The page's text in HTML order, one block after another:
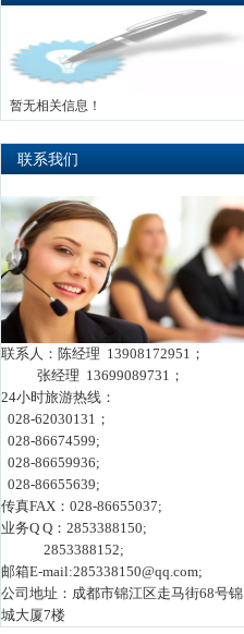
暂无相关信息！
联系我们
联系人：陈经理 13908172951；
张经理 13699089731；
24小时旅游热线：
028-62030131；
028-86674599;
028-86659936;
028-86655639;
传真FAX：028-86655037;
业务Q Q：2853388150;
2853388152;
邮箱E-mail:285338150@qq.com;
公司地址：成都市锦江区走马街68号锦
城大厦7楼